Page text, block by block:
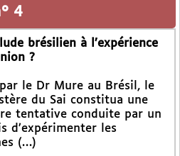
4
brésilien à l’expérience
?
par le Dr Mure au Brésil, le
du Sai constitua une
tentative conduite par un
d’expérimenter les
(…)